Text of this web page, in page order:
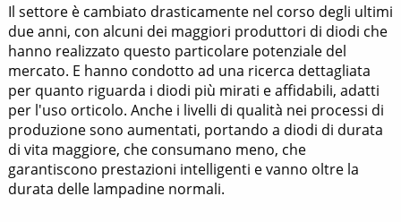
Il settore è cambiato drasticamente nel corso degli ultimi
due anni, con alcuni dei maggiori produttori di diodi che
hanno realizzato questo particolare potenziale del
mercato. E hanno condotto ad una ricerca dettagliata
per quanto riguarda i diodi più mirati e affidabili, adatti
per l'uso orticolo. Anche i livelli di qualità nei processi di
produzione sono aumentati, portando a diodi di durata
di vita maggiore, che consumano meno, che
garantiscono prestazioni intelligenti e vanno oltre la
durata delle lampadine normali.